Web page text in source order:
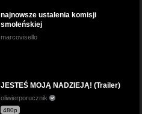
najnowsze ustalenia komisji
smoleńskiej
marcovisello
JESTEŚ MOJĄ NADZIEJĄ! (Trailer)
oliwierporucznik
480p